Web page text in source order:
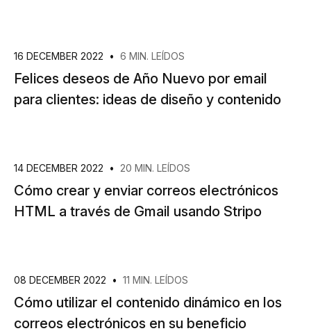
16 DECEMBER 2022 • 6 MIN. LEÍDOS
Felices deseos de Año Nuevo por email
para clientes: ideas de diseño y contenido
14 DECEMBER 2022 • 20 MIN. LEÍDOS
Cómo crear y enviar correos electrónicos
HTML a través de Gmail usando Stripo
08 DECEMBER 2022 • 11 MIN. LEÍDOS
Cómo utilizar el contenido dinámico en los
correos electrónicos en su beneficio